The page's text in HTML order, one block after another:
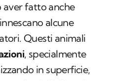
aver fatto anche
alcune
Questi animali
, specialmente
in superficie,